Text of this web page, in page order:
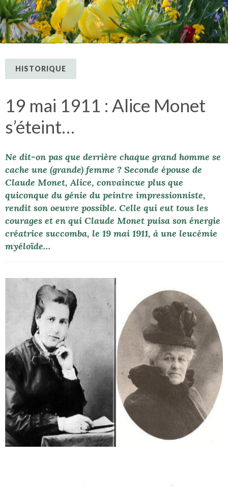
HISTORIQUE
19 mai 1911 : Alice Monet
s’éteint…
Ne dit-on pas que derrière chaque grand homme se
cache une (grande) femme ? Seconde épouse de
Claude Monet, Alice, convaincue plus que
quiconque du génie du peintre impressionniste,
rendit son oeuvre possible. Celle qui eut tous les
courages et en qui Claude Monet puisa son énergie
créatrice succomba, le 19 mai 1911, à une leucémie
myéloïde…